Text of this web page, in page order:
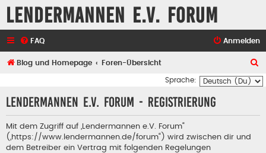
Lendermannen e.V. Forum
FAQ Anmelden
Blog und Homepage Foren-Übersicht
u
Sprache:
Lendermannen e.V. Forum - Registrierung
Mit dem Zugriff auf „Lendermannen e.V. Forum“
(„https://www.lendermannen.de/forum“) wird zwischen dir und
dem Betreiber ein Vertrag mit folgenden Regelungen